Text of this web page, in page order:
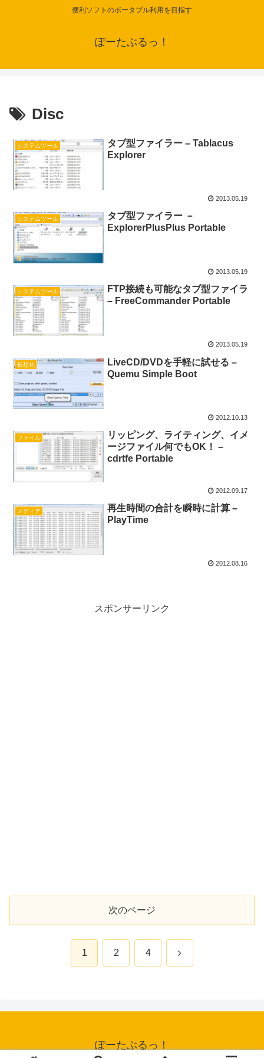
便利ソフトのポータブル利用を目指す
ぽーたぶるっ！
Disc
システムツール
タブ型ファイラー – Tablacus
Explorer
2013.05.19
システムツール
タブ型ファイラー －
ExplorerPlusPlus Portable
2013.05.19
システムツール
FTP接続も可能なタブ型ファイラ
– FreeCommander Portable
2013.05.19
仮想化
LiveCD/DVDを手軽に試せる –
Quemu Simple Boot
2012.10.13
ファイル
リッピング、ライティング、イメ
ージファイル何でもOK！ –
cdrtfe Portable
2012.09.17
メディア
再生時間の合計を瞬時に計算 –
PlayTime
2012.08.16
スポンサーリンク
次のページ
1 2 4 次
ぽーたぶるっ！